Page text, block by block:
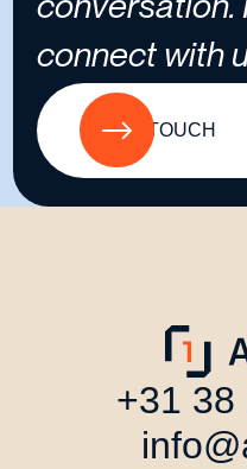
connect with
GET IN TOUCH
+31 38